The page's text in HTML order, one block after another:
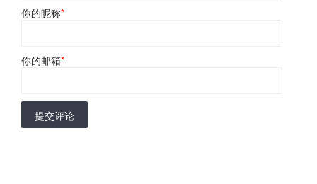
你的昵称*
你的邮箱*
提交评论